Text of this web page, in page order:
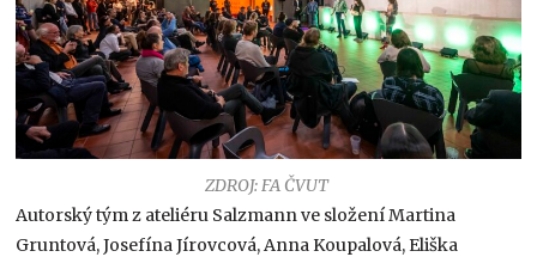
ZDROJ: FA ČVUT
Autorský tým z ateliéru Salzmann ve složení Martina
Gruntová, Josefína Jírovcová, Anna Koupalová, Eliška